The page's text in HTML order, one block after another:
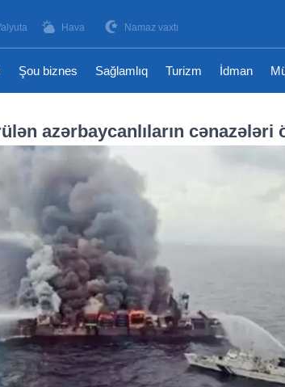
Hava Namaz vaxtı
Şou biznes Sağlamlıq Turizm İdman
azərbaycanlıların cənazələri